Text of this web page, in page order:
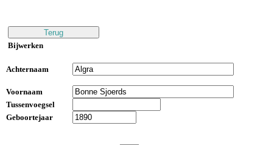
Bijwerken
Achternaam
Voornaam
Tussenvoegsel
Geboortejaar